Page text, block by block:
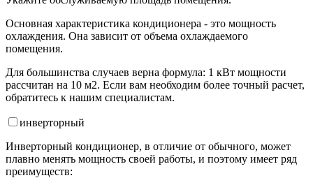
Основная характеристика кондиционера - это мощность
охлаждения. Она зависит от объема охлаждаемого
помещения.
Для большинства случаев верна формула: 1 кВт мощности
рассчитан на 10 м2. Если вам необходим более точный расчет,
обратитесь к нашим специалистам.
инверторный
Инверторный кондиционер, в отличие от обычного, может
плавно менять мощность своей работы, и поэтому имеет ряд
преимуществ: